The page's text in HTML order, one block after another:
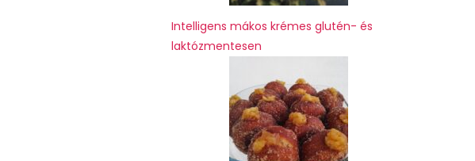
Intelligens mákos krémes glutén- és
laktózmentesen